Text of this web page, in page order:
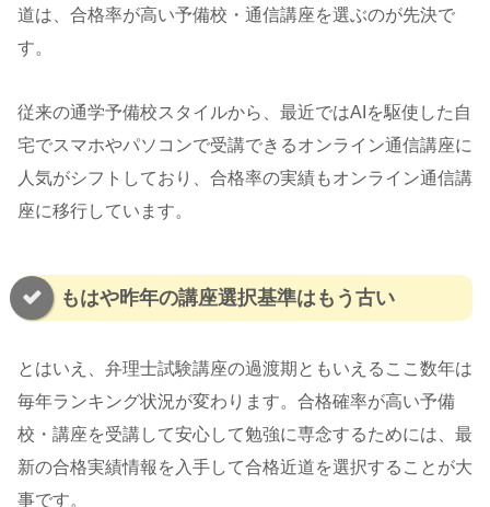
道は、合格率が高い予備校・通信講座を選ぶのが先決で
す。
従来の通学予備校スタイルから、最近ではAIを駆使した自
宅でスマホやパソコンで受講できるオンライン通信講座に
人気がシフトしており、合格率の実績もオンライン通信講
座に移行しています。
もはや昨年の講座選択基準はもう古い
とはいえ、弁理士試験講座の過渡期ともいえるここ数年は
毎年ランキング状況が変わります。合格確率が高い予備
校・講座を受講して安心して勉強に専念するためには、最
新の合格実績情報を入手して合格近道を選択することが大
事です。